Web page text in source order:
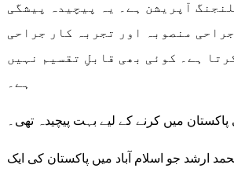
آپریشن ہے۔ یہ پیچیدہ پیشگی
منصوبہ اور تجربہ کار جراحی
ہے۔ کوئی بھی قابلِ تقسیم نہیں
ہے۔
میں کرنے کے لیے بہت پیچیدہ تھی۔
ارشد جو اسلام آباد میں پاکستان کی ایک